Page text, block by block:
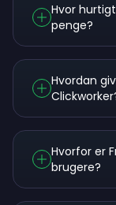
Hvor
penge?
Hvordan
Hvorfor er
brugere?